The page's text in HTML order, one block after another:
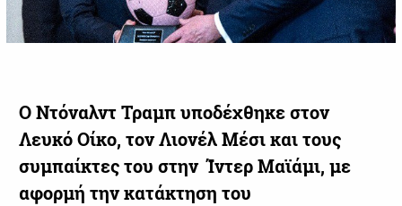
Ο Ντόναλντ Τραμπ υποδέχθηκε στον
Λευκό Οίκο, τον Λιονέλ Μέσι και τους
συμπαίκτες του στην Ίντερ Μαϊάμι, με
αφορμή την κατάκτηση του